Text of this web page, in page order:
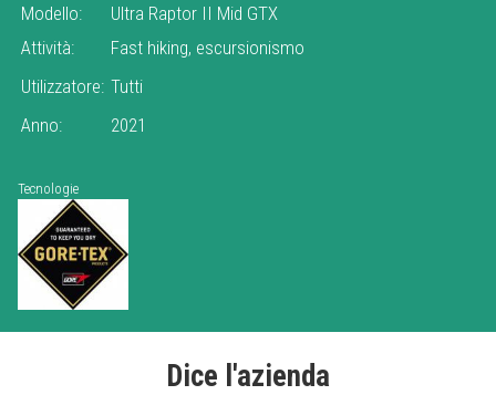
Modello:
Ultra Raptor II Mid GTX
Attività:
Fast hiking, escursionismo
Utilizzatore: Tutti
Anno:
2021
Tecnologie
Dice l'azienda